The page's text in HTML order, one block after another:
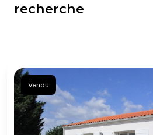
recherche
Vendu